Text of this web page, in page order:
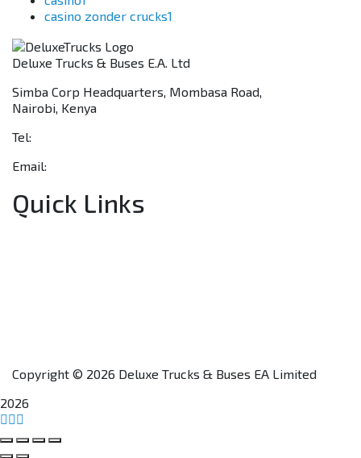
casino zonder crucks1
Deluxe Trucks & Buses E.A. Ltd
Simba Corp Headquarters, Mombasa Road,
Nairobi, Kenya
Tel:
Email:
Quick Links
Copyright © 2026 Deluxe Trucks & Buses EA Limited
2026